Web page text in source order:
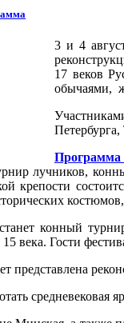
3 и 4
17 веков
обычаями,
Программа
лучников,
крепости
конный
века. Гости
представлена
средневековая